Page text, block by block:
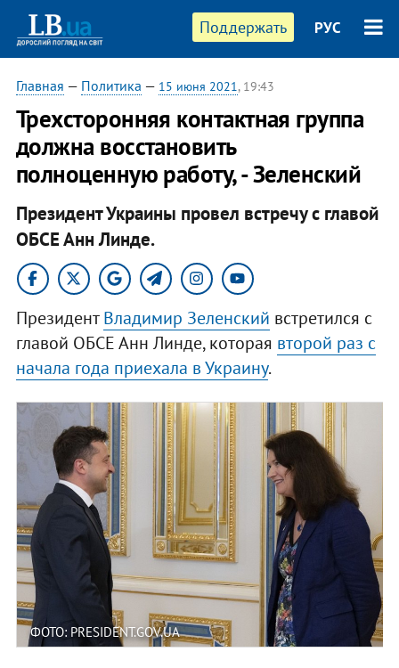
Поддержать РУС
Главная — Политика — 15 июня 2021, 19:43
Трехсторонняя контактная группа
должна восстановить
полноценную работу, - Зеленский
Президент Украины провел встречу с главой
ОБСЕ Анн Линде.
ПрезидентВладимир Зеленский встретился с
главой ОБСЕ Анн Линде, которая второй раз с
начала года приехала в Украину.
ФОТО: PRESIDENT.GOV.UA